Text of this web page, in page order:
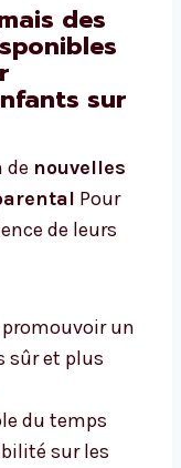
des
sur
de nouvelles
Pour
de leurs
un
sûr et plus
du temps
sur les